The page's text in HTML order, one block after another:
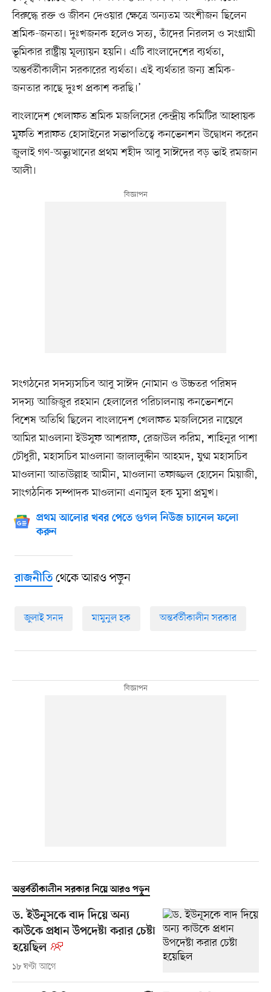
বিরুদ্ধে রক্ত ও জীবন দেওয়ার ক্ষেত্রে অন্যতম অংশীজন ছিলেন
শ্রমিক-জনতা। দুঃখজনক হলেও সত্য, তাঁদের নিরলস ও সংগ্রামী
ভূমিকার রাষ্ট্রীয় মূল্যায়ন হয়নি। এটি বাংলাদেশের ব্যর্থতা,
অন্তর্বর্তীকালীন সরকারের ব্যর্থতা। এই ব্যর্থতার জন্য শ্রমিক-
জনতার কাছে দুঃখ প্রকাশ করছি।’
বাংলাদেশ খেলাফত শ্রমিক মজলিসের কেন্দ্রীয় কমিটির আহ্বায়ক
মুফতি শরাফত হোসাইনের সভাপতিত্বে কনভেনশন উদ্বোধন করেন
জুলাই গণ-অভ্যুত্থানের প্রথম শহীদ আবু সাঈদের বড় ভাই রমজান
আলী।
সংগঠনের সদস্যসচিব আবু সাঈদ নোমান ও উচ্চতর পরিষদ
সদস্য আজিজুর রহমান হেলালের পরিচালনায় কনভেনশনে
বিশেষ অতিথি ছিলেন বাংলাদেশ খেলাফত মজলিসের নায়েবে
আমির মাওলানা ইউসুফ আশরাফ, রেজাউল করিম, শাহিনুর পাশা
চৌধুরী, মহাসচিব মাওলানা জালালুদ্দীন আহমদ, যুগ্ম মহাসচিব
মাওলানা আতাউল্লাহ আমীন, মাওলানা তফাজ্জল হোসেন মিয়াজী,
সাংগঠনিক সম্পাদক মাওলানা এনামুল হক মুসা প্রমুখ।
প্রথম আলোর খবর পেতে গুগল নিউজ চ্যানেল ফলো
করুন
রাজনীতিথেকে আরও পড়ুন
জুলাই সনদ মামুনুল হক অন্তর্বর্তীকালীন সরকার
অন্তর্বর্তীকালীন সরকার নিয়ে আরও পড়ুন
ড. ইউনূসকে বাদ দিয়ে অন্য
কাউকে প্রধান উপদেষ্টা করার চেষ্টা
হয়েছিল
১৮ ঘণ্টা আগে